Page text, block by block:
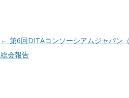
投稿ナビゲーション
← 第6回DITAコンソーシアムジャパン
総会報告